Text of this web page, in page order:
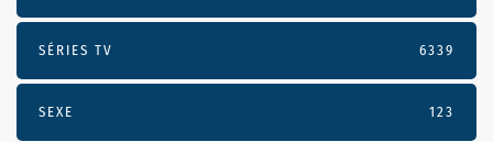
SÉRIES TV 6339
SEXE 123